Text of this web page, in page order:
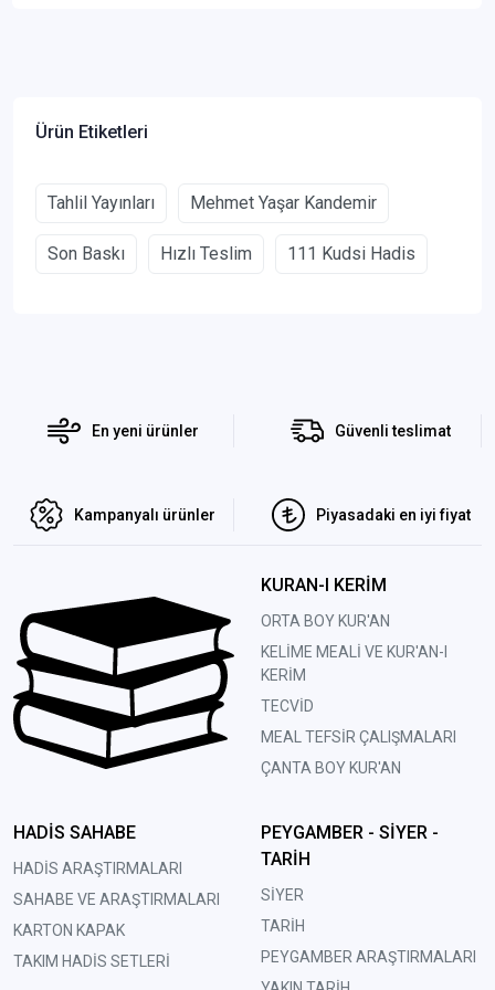
Ürün Etiketleri
Tahlil Yayınları Mehmet Yaşar Kandemir
Son Baskı Hızlı Teslim 111 Kudsi Hadis
En yeni ürünler Güvenli teslimat
Kampanyalı ürünler Piyasadaki en iyi fiyat
KURAN-I KERİM
ORTA BOY KUR'AN
KELİME MEALİ VE KUR'AN-I
KERİM
TECVİD
MEAL TEFSİR ÇALIŞMALARI
ÇANTA BOY KUR'AN
HADİS SAHABE
HADİS ARAŞTIRMALARI
SAHABE VE ARAŞTIRMALARI
KARTON KAPAK
TAKIM HADİS SETLERİ
PEYGAMBER - SİYER -
TARİH
SİYER
TARİH
PEYGAMBER ARAŞTIRMALARI